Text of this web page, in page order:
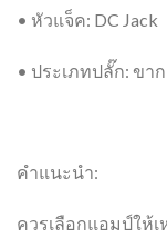
• หัวแจ็ค: DC Jack
• ประเภทปลั๊ก: ขา
คำแนะนำ:
ควรเลือกแอมป์ให้